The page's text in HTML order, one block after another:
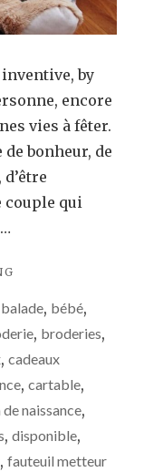
by
encore
vies à fêter.
bonheur, de
couple qui
LE
TOP
DES
CADEAUX
DE
balade, bébé,
, broderies,
, cadeaux
, cartable,
naissance,
, disponible,
, fauteuil metteur